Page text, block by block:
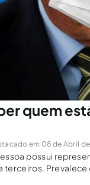
quem
em 08 de Abril
possui
terceiros.